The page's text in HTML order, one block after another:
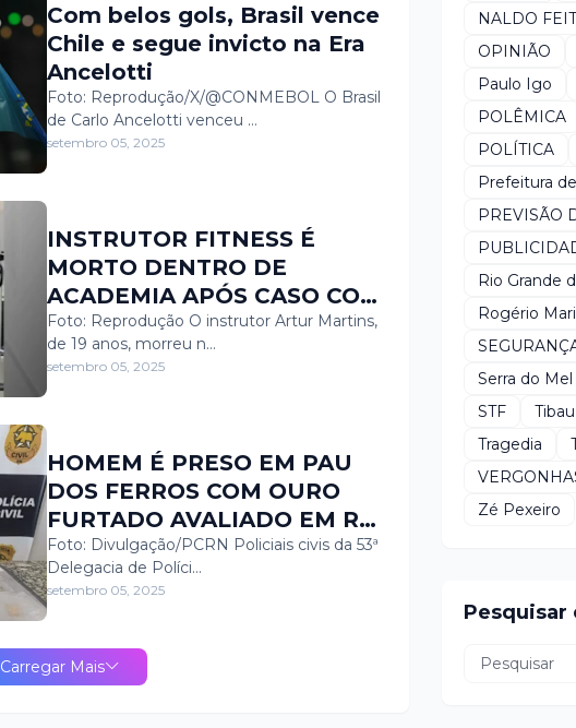
Com belos gols, Brasil vence
Chile e segue invicto na Era
Ancelotti
Foto: Reprodução/X/@CONMEBOL O Brasil
de Carlo Ancelotti venceu …
setembro 05, 2025
INSTRUTOR FITNESS É
MORTO DENTRO DE
ACADEMIA APÓS CASO COM
MULHER CASADA
Foto: Reprodução O instrutor Artur Martins,
de 19 anos, morreu n…
setembro 05, 2025
HOMEM É PRESO EM PAU
DOS FERROS COM OURO
FURTADO AVALIADO EM R$
70 MIL
Foto: Divulgação/PCRN Policiais civis da 53ª
Delegacia de Políci…
setembro 05, 2025
Carregar Mais
NALDO
OPINIÃO
Paulo Igo
POLÊMICA
POLÍTICA
Prefeitura
PREVISÃO
Rio Grande
Rogério
Serra do Mel
STF
Tibau
Tragedia
Zé Pexeiro
Pesquisar